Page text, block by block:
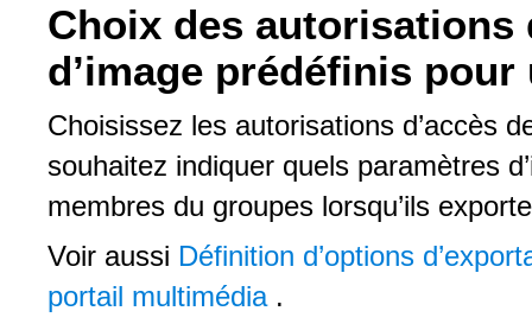
Choix des autorisations
d’image prédéfinis pour
Choisissez les autorisations d’accès
souhaitez indiquer quels paramètres
membres du groupes lorsqu’ils
Voir aussi Définition d’options
portail multimédia .